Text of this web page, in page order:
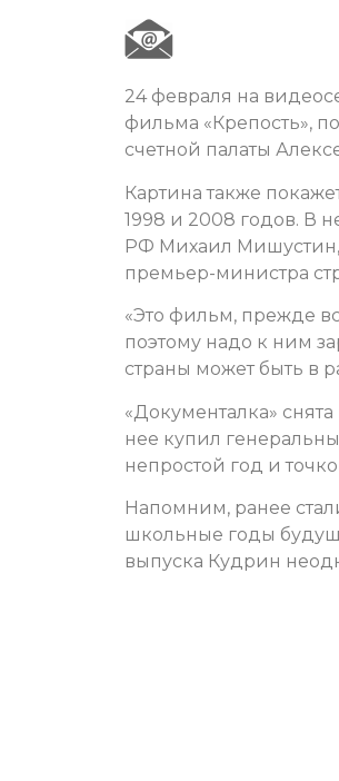
24 февраля на
фильма «Крепость»,
счетной палаты
Картина также
1998 и 2008 годов. В
РФ Михаил
премьер-министра
«Это фильм, прежде
поэтому надо к ним
страны может быть в
«Документалка»
нее купил
непростой год и
Напомним, ранее
школьные годы
выпуска Кудрин